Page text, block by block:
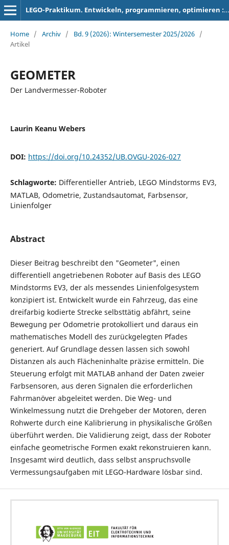
LEGO-Praktikum. Entwickeln, programmieren, optimieren : Berichte der Studierenden zum Projektseminar Elektrotechnik/Informationstechnik
Home / Archiv / Bd. 9 (2026): Wintersemester 2025/2026 /
Artikel
GEOMETER
Der Landvermesser-Roboter
Laurin Keanu Webers
DOI: https://doi.org/10.24352/UB.OVGU-2026-027
Schlagworte: Differentieller Antrieb, LEGO Mindstorms EV3,
MATLAB, Odometrie, Zustandsautomat, Farbsensor,
Linienfolger
Abstract
Dieser Beitrag beschreibt den "Geometer", einen
differentiell angetriebenen Roboter auf Basis des LEGO
Mindstorms EV3, der als messendes Linienfolgesystem
konzipiert ist. Entwickelt wurde ein Fahrzeug, das eine
dreifarbig kodierte Strecke selbsttätig abfährt, seine
Bewegung per Odometrie protokolliert und daraus ein
mathematisches Modell des zurückgelegten Pfades
generiert. Auf Grundlage dessen lassen sich sowohl
Distanzen als auch Flächeninhalte präzise ermitteln. Die
Steuerung erfolgt mit MATLAB anhand der Daten zweier
Farbsensoren, aus deren Signalen die erforderlichen
Fahrmanöver abgeleitet werden. Die Weg- und
Winkelmessung nutzt die Drehgeber der Motoren, deren
Rohwerte durch eine Kalibrierung in physikalische Größen
überführt werden. Die Validierung zeigt, dass der Roboter
einfache geometrische Formen exakt rekonstruieren kann.
Insgesamt wird deutlich, dass selbst anspruchsvolle
Vermessungsaufgaben mit LEGO-Hardware lösbar sind.